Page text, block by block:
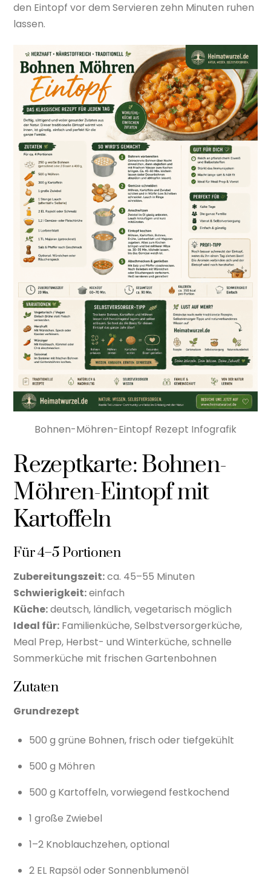
den Eintopf vor dem Servieren zehn Minuten ruhen
lassen.
Bohnen-Möhren-Eintopf Rezept Infografik
Rezeptkarte: Bohnen-
Möhren-Eintopf mit
Kartoffeln
Für 4–5 Portionen
Zubereitungszeit:ca. 45–55 Minuten
Schwierigkeit:einfach
Küche:deutsch, ländlich, vegetarisch möglich
Ideal für: Familienküche, Selbstversorgerküche,
Meal Prep, Herbst- und Winterküche, schnelle
Sommerküche mit frischen Gartenbohnen
Zutaten
Grundrezept
500 g grüne Bohnen, frisch oder tiefgekühlt
500 g Möhren
500 g Kartoffeln, vorwiegend festkochend
1 große Zwiebel
1–2 Knoblauchzehen, optional
2 EL Rapsöl oder Sonnenblumenöl